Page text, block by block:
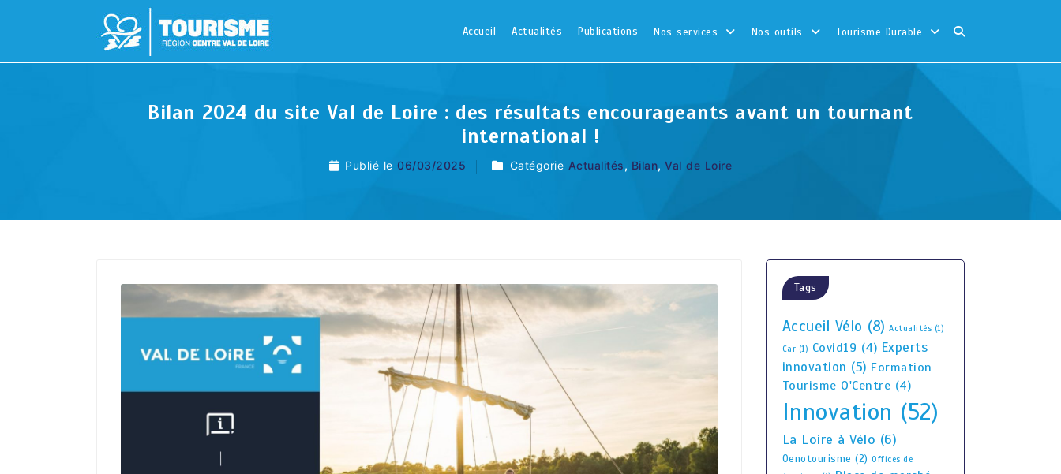
Accueil Actualités Publications Nos services Nos outils Tourisme Durable
Bilan 2024 du site Val de Loire : des résultats encourageants avant un tournant
international !
Publié le 06/03/2025 Catégorie Actualités, Bilan,Val de Loire
Tags
Accueil Vélo (8) Actualités (1)
Car (1) Covid19 (4) Experts
innovation (5) Formation
Tourisme O'Centre (4)
Innovation (52)
La Loire à Vélo (6)
Oenotourisme (2) Offices de